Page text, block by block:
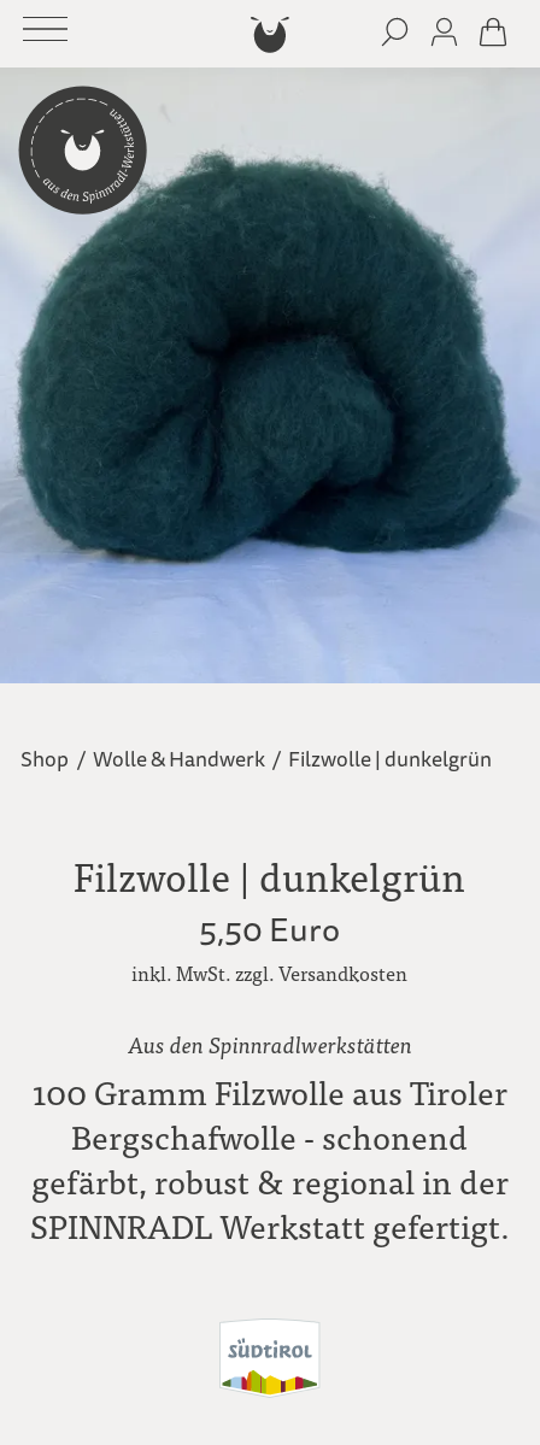
Shop / Wolle & Handwerk / Filzwolle | dunkelgrün
Filzwolle | dunkelgrün
5,50 Euro
inkl. MwSt. zzgl. Versandkosten
Aus den Spinnradlwerkstätten
100 Gramm Filzwolle aus Tiroler
Bergschafwolle - schonend
gefärbt, robust & regional in der
SPINNRADL Werkstatt gefertigt.